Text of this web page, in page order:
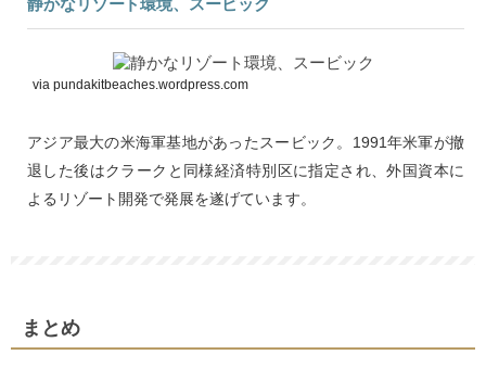
via pundakitbeaches.wordpress.com
アジア最大の米海軍基地があったスービック。1991年米軍が撤
退した後はクラークと同様経済特別区に指定され、外国資本に
よるリゾート開発で発展を遂げています。
まとめ